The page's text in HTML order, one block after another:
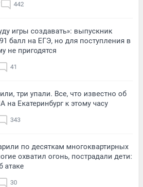
442
игры создавать»: выпускник
балл на ЕГЭ, но для поступления в
не пригодятся
41
три упали. Все, что известно об
на Екатеринбург к этому часу
343
по десяткам многоквартирных
охватил огонь, пострадали дети:
атаке
30